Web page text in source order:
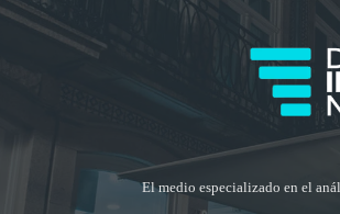
El medio especializado en el